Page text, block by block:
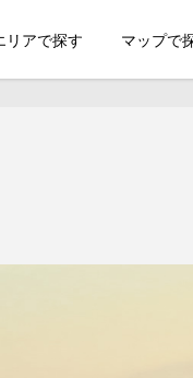
リアで探す マップで